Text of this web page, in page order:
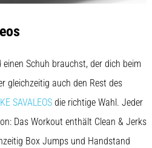
Schuh brauchst, der dich beim
gleichzeitig auch den Rest des
SAVALEOS die richtige Wahl. Jeder
Das Workout enthält Clean & Jerks
Box Jumps und Handstand